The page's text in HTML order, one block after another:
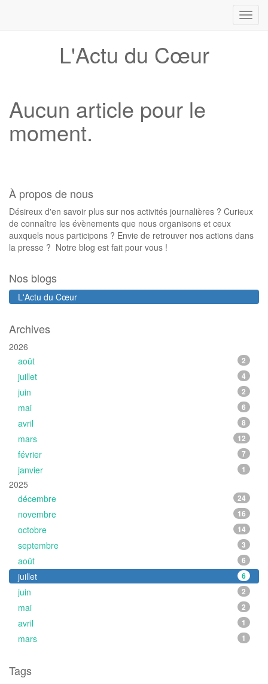
L'Actu du Cœur
Aucun article pour le
moment.
À propos de nous
Désireux d'en savoir plus sur nos activités journalières ? Curieux
de connaître les évènements que nous organisons et ceux
auxquels nous participons ? Envie de retrouver nos actions dans
la presse ? Notre blog est fait pour vous !
Nos blogs
L'Actu du Cœur
Archives
2026
août
2
juillet 4
juin 2
mai 6
avril 8
mars 12
février 7
janvier 1
2025
décembre
24
novembre 16
octobre 14
septembre 3
août 6
juillet 6
juin 2
mai 2
avril 1
mars 1
Tags